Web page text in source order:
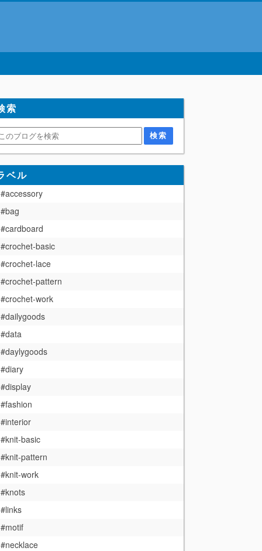
索
ベル
#accessory
#bag
#cardboard
#crochet-basic
#crochet-lace
#crochet-pattern
#crochet-work
#dailygoods
#data
#daylygoods
#diary
#display
#fashion
#interior
#knit-basic
#knit-pattern
#knit-work
#knots
#links
#motif
#necklace